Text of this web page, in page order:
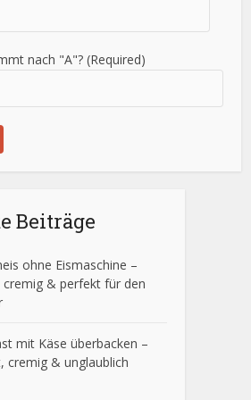
nach "A"? (Required)
Beiträge
ohne Eismaschine –
& perfekt für den
mit Käse überbacken –
cremig & unglaublich